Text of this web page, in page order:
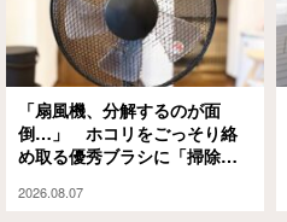
「扇風機、分解するのが面
倒…」 ホコリをごっそり絡
め取る優秀ブラシに「掃除の
2026.08.07